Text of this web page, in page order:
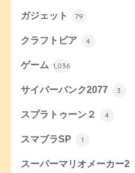
ガジェット 79
クラフトピア 4
ゲーム 1,036
サイバーパンク2077 3
スプラトゥーン２ 4
スマブラSP 1
スーパーマリオメーカー2